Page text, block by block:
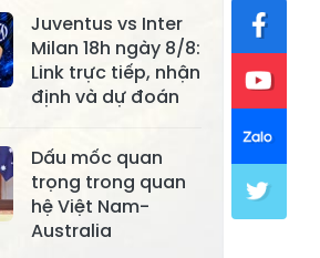
Thượng
Xã Tân Lĩnh
Xã Phúc Lợi
Xã Cảm Nhân
Xã Thác Bà
Xã Bảo Ái
Juventus vs Inter
Milan 18h ngày 8/8:
Link trực tiếp, nhận
định và dự đoán
Dấu mốc quan
trọng trong quan
hệ Việt Nam-
Australia